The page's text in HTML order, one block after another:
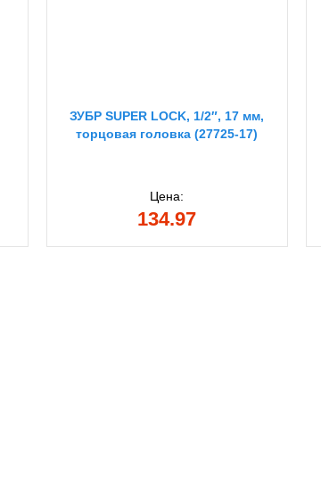
ЗУБР SUPER LOCK, 1/2″, 17 мм,
торцовая головка (27725-17)
Цена:
134.97